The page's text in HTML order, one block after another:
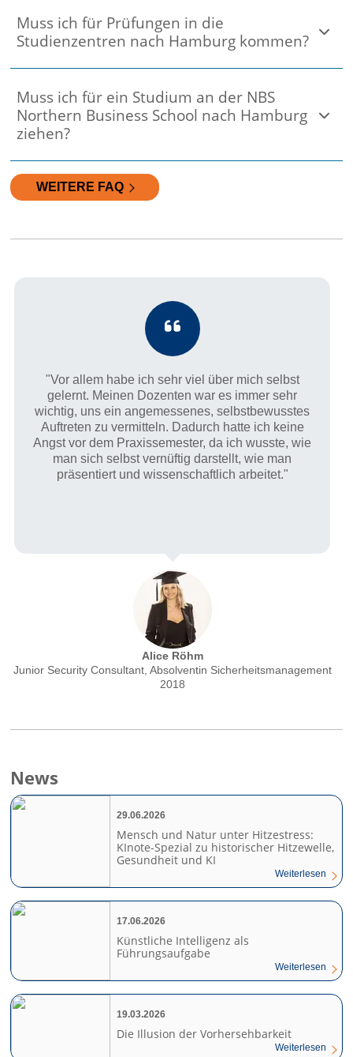
Muss ich für Prüfungen in die
Studienzentren nach Hamburg kommen?
Muss ich für ein Studium an der NBS
Northern Business School nach Hamburg
ziehen?
WEITERE FAQ
"Vor allem habe ich sehr viel über mich selbst
gelernt. Meinen Dozenten war es immer sehr
wichtig, uns ein angemessenes, selbstbewusstes
Auftreten zu vermitteln. Dadurch hatte ich keine
Angst vor dem Praxissemester, da ich wusste, wie
man sich selbst vernüftig darstellt, wie man
präsentiert und wissenschaftlich arbeitet."
Alice Röhm
Junior Security Consultant, Absolventin Sicherheitsmanagement
2018
News
29.06.2026
Mensch und Natur unter Hitzestress:
KInote-Spezial zu historischer Hitzewelle,
Gesundheit und KI
Weiterlesen
17.06.2026
Künstliche Intelligenz als
Führungsaufgabe
Weiterlesen
19.03.2026
Die Illusion der Vorhersehbarkeit
Weiterlesen